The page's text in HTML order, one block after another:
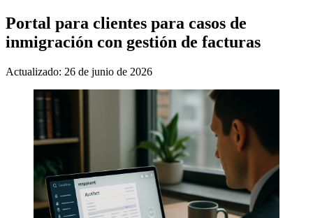
Portal para clientes para casos de
inmigración con gestión de facturas
Actualizado: 26 de junio de 2026